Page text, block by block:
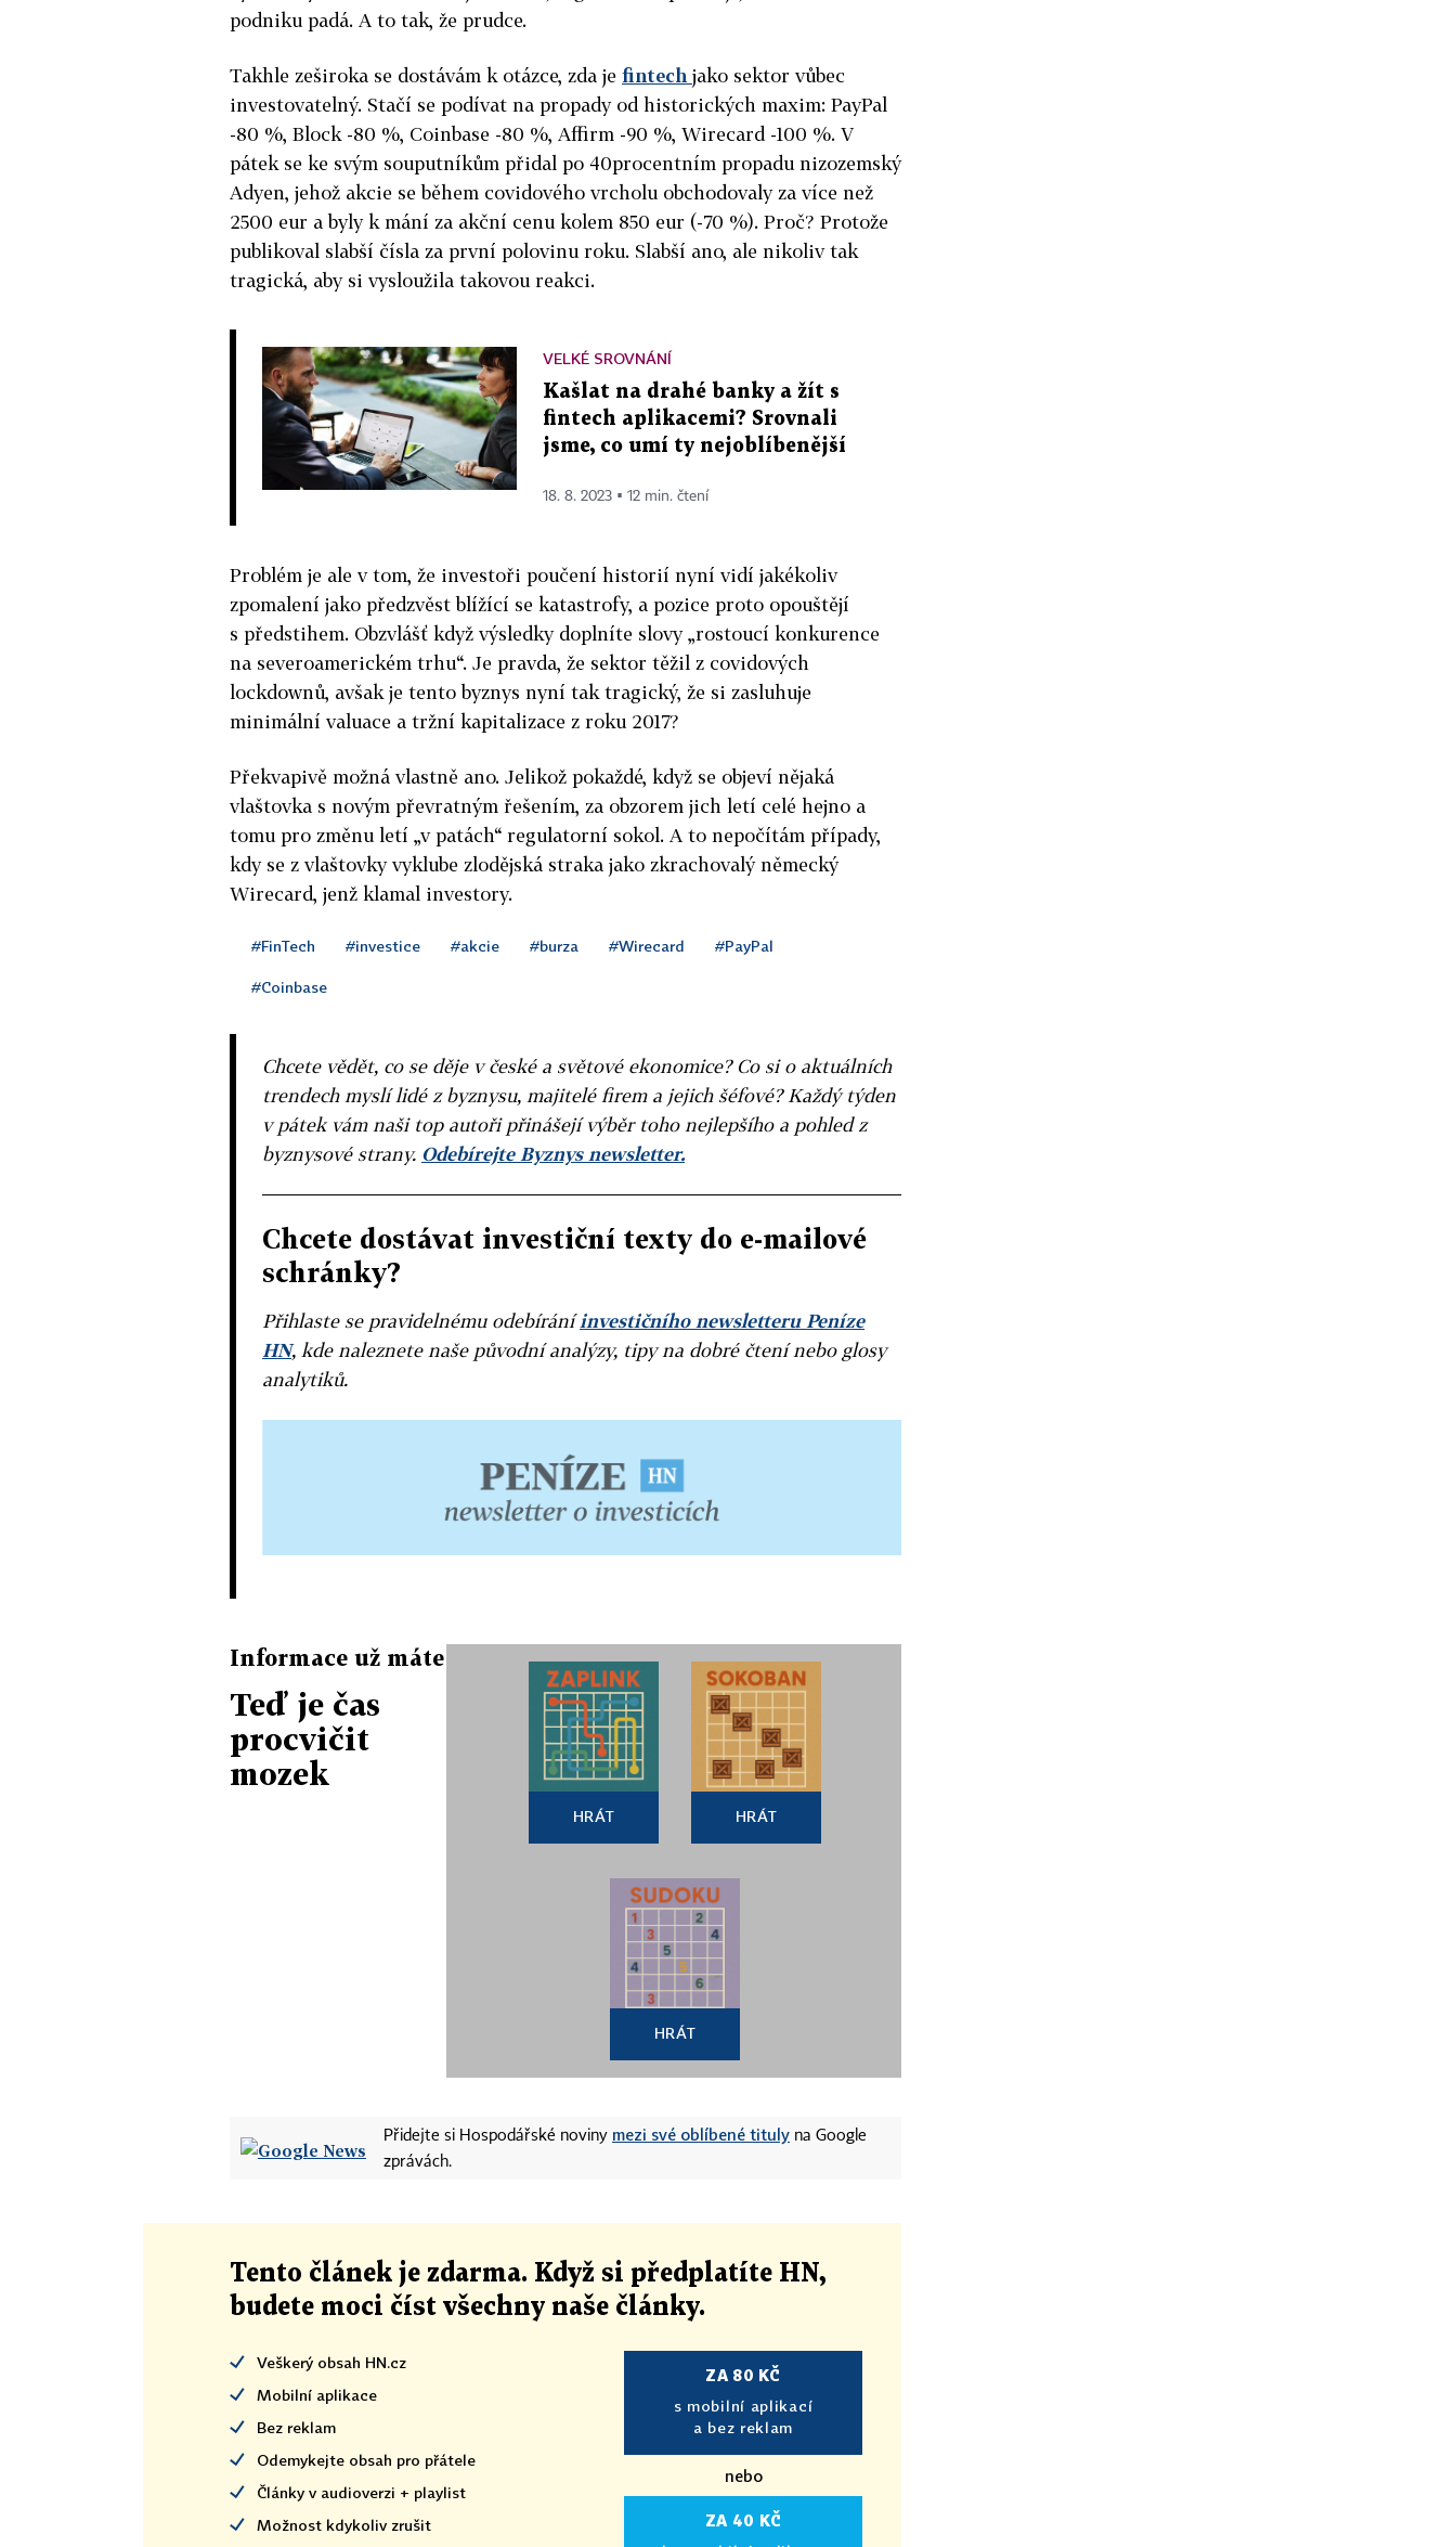
podniku padá. A to tak, že prudce.
Takhle zeširoka se dostávám k otázce, zda je fintech jako sektor vůbec
investovatelný. Stačí se podívat na propady od historických maxim: PayPal
-80 %, Block -80 %, Coinbase -80 %, Affirm -90 %, Wirecard -100 %. V
pátek se ke svým souputníkům přidal po 40procentním propadu nizozemský
Adyen, jehož akcie se během covidového vrcholu obchodovaly za více než
2500 eur a byly k mání za akční cenu kolem 850 eur (-70 %). Proč? Protože
publikoval slabší čísla za první polovinu roku. Slabší ano, ale nikoliv tak
tragická, aby si vysloužila takovou reakci.
VELKÉ SROVNÁNÍ
Kašlat na drahé banky a žít s
fintech aplikacemi? Srovnali
jsme, co umí ty nejoblíbenější
18. 8. 2023 ▪ 12 min. čtení
Problém je ale v tom, že investoři poučení historií nyní vidí jakékoliv
zpomalení jako předzvěst blížící se katastrofy, a pozice proto opouštějí
s předstihem. Obzvlášť když výsledky doplníte slovy „rostoucí konkurence
na severoamerickém trhu“. Je pravda, že sektor těžil z covidových
lockdownů, avšak je tento byznys nyní tak tragický, že si zasluhuje
minimální valuace a tržní kapitalizace z roku 2017?
Překvapivě možná vlastně ano. Jelikož pokaždé, když se objeví nějaká
vlaštovka s novým převratným řešením, za obzorem jich letí celé hejno a
tomu pro změnu letí „v patách“ regulatorní sokol. A to nepočítám případy,
kdy se z vlaštovky vyklube zlodějská straka jako zkrachovalý německý
Wirecard, jenž klamal investory.
#FinTech #investice #akcie #burza #Wirecard #PayPal
#Coinbase
Chcete vědět, co se děje v české a světové ekonomice? Co si o aktuálních
trendech myslí lidé z byznysu, majitelé firem a jejich šéfové? Každý týden
v pátek vám naši top autoři přinášejí výběr toho nejlepšího a pohled z
byznysové strany. Odebírejte Byznys newsletter.
Chcete dostávat investiční texty do e-mailové
schránky?
Přihlaste se pravidelnému odebíráníinvestičního newsletteru Peníze
HN, kde naleznete naše původní analýzy, tipy na dobré čtení nebo glosy
analytiků.
Informace už máte
Teď je čas
procvičit
mozek
HRÁT HRÁT
HRÁT
Přidejte si Hospodářské noviny mezi své oblíbené tituly na Google
zprávách.
Tento článek je zdarma. Když si předplatíte HN,
budete moci číst všechny naše články.
Veškerý obsah HN.cz
Mobilní aplikace
Bez reklam
Odemykejte obsah pro přátele
Články v audioverzi + playlist
Možnost kdykoliv zrušit
ZA 80 KČ
s mobilní aplikací
a bez reklam
nebo
ZA 40 KČ